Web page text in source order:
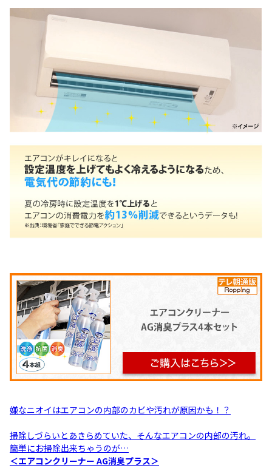
嫌なニオイはエアコンの内部のカビや汚れが原因かも！？
掃除しづらいとあきらめていた、そんなエアコンの内部の汚れ。
簡単にお掃除出来ちゃうのが…
＜エアコンクリーナー AG消臭プラス＞